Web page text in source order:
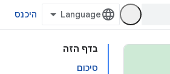
היכנס
בדף הזה
סיכום